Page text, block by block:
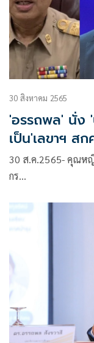
30 สิงหาคม 2565
'อรรถพล' นั่ง 'ปลัด
เป็น'เลขาฯ ส
30 ส.ค.2565- คุณห
กร…